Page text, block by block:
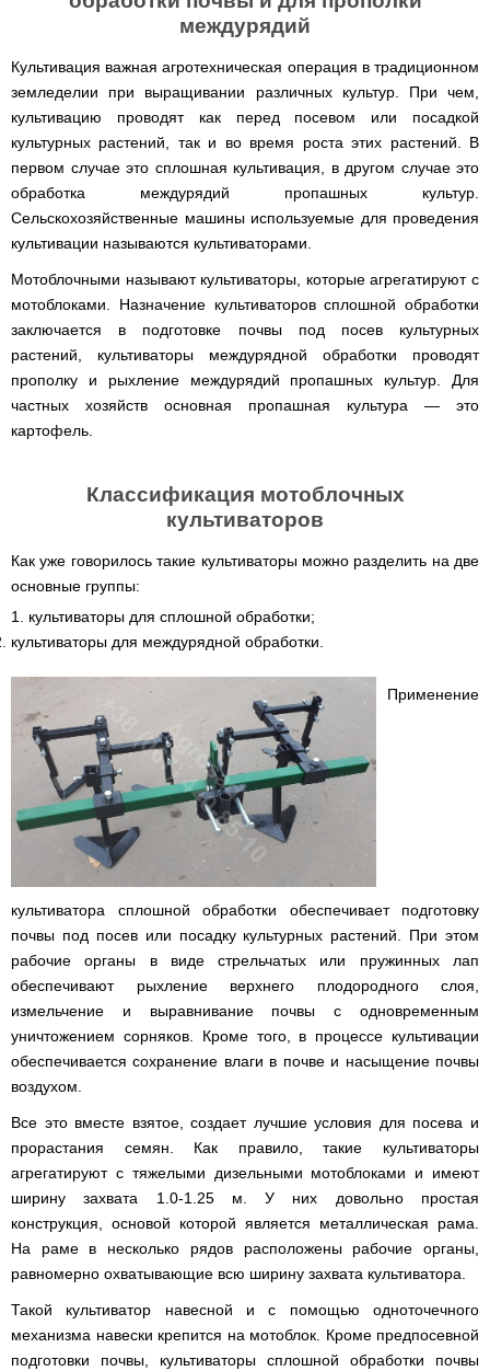
междурядий
Культивация важная агротехническая операция в традиционном
земледелии при выращивании различных культур. При чем,
культивацию проводят как перед посевом или посадкой
культурных растений, так и во время роста этих растений. В
первом случае это сплошная культивация, в другом случае это
обработка междурядий пропашных культур.
Сельскохозяйственные машины используемые для проведения
культивации называются культиваторами.
Мотоблочными называют культиваторы, которые агрегатируют с
мотоблоками. Назначение культиваторов сплошной обработки
заключается в подготовке почвы под посев культурных
растений, культиваторы междурядной обработки проводят
прополку и рыхление междурядий пропашных культур. Для
частных хозяйств основная пропашная культура — это
картофель.
Классификация мотоблочных
культиваторов
Как уже говорилось такие культиваторы можно разделить на две
основные группы:
культиваторы для сплошной обработки;
культиваторы для междурядной обработки.
Применение
культиватора сплошной обработки обеспечивает подготовку
почвы под посев или посадку культурных растений. При этом
рабочие органы в виде стрельчатых или пружинных лап
обеспечивают рыхление верхнего плодородного слоя,
измельчение и выравнивание почвы с одновременным
уничтожением сорняков. Кроме того, в процессе культивации
обеспечивается сохранение влаги в почве и насыщение почвы
воздухом.
Все это вместе взятое, создает лучшие условия для посева и
прорастания семян. Как правило, такие культиваторы
агрегатируют с тяжелыми дизельными мотоблоками и имеют
ширину захвата 1.0-1.25 м. У них довольно простая
конструкция, основой которой является металлическая рама.
На раме в несколько рядов расположены рабочие органы,
равномерно охватывающие всю ширину захвата культиватора.
Такой культиватор навесной и с помощью одноточечного
механизма навески крепится на мотоблок. Кроме предпосевной
подготовки почвы, культиваторы сплошной обработки почвы
H
Горизонтальный
цилиндрический
водонагреватель
мокрым
ТЭНом
уменьшенным
диаметром
Бойлеры
EWT
Runde
Slim
Вертикальный
цилиндрический
водонагреватель
с
мокрым
уменьшенным
диаметром
EWT
Runde
V
Вертикальный
цилиндрический
с
мокрым
ТЭНом
Бойлеры
EWT
Clima
Teeny
Компактный
водонагреватель
Бойлеры
минитрактора,